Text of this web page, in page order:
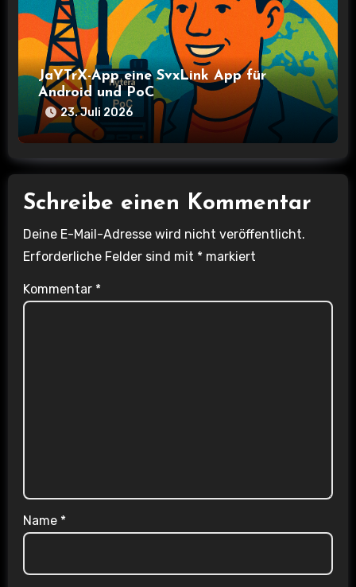
n
JaYTrX-App eine SvxLink App für
Android und PoC
23. Juli 2026
Schreibe einen Kommentar
Deine E-Mail-Adresse wird nicht veröffentlicht.
Erforderliche Felder sind mit * markiert
Kommentar *
Name *